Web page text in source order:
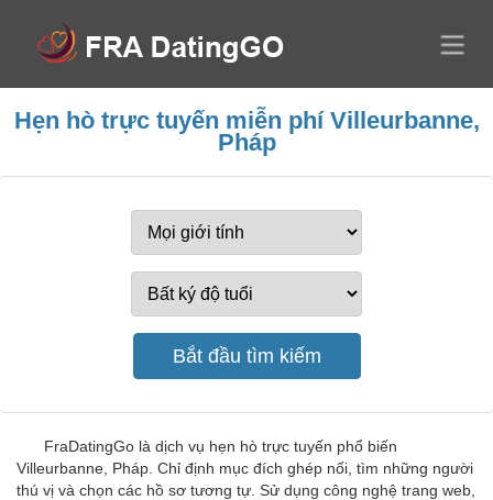
Hẹn hò trực tuyến miễn phí Villeurbanne,
Pháp
FraDatingGo là dịch vụ hẹn hò trực tuyến phổ biến
Villeurbanne, Pháp. Chỉ định mục đích ghép nối, tìm những người
thú vị và chọn các hồ sơ tương tự. Sử dụng công nghệ trang web,